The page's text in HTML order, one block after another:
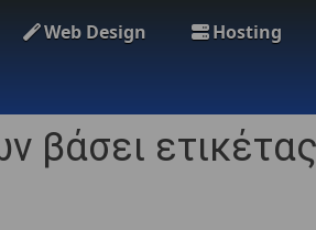
Web Design Hosting
βάσει